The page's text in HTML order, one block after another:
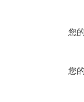
您
您